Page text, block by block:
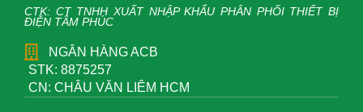
CTK: CT TNHH XUẤT NHẬP KHẨU PHÂN PHỐI THIẾT BỊ
ĐIỆN TÂM PHÚC
NGÂN HÀNG ACB
STK: 8875257
CN: CHÂU VĂN LIÊM HCM